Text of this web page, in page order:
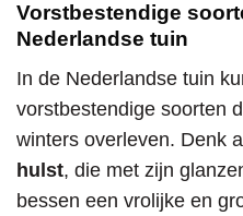
Vorstbestendige
Nederlandse tuin
In de Nederlandse tuin
vorstbestendige soorten
winters overleven. Denk
hulst, die met zijn
bessen een vrolijke en